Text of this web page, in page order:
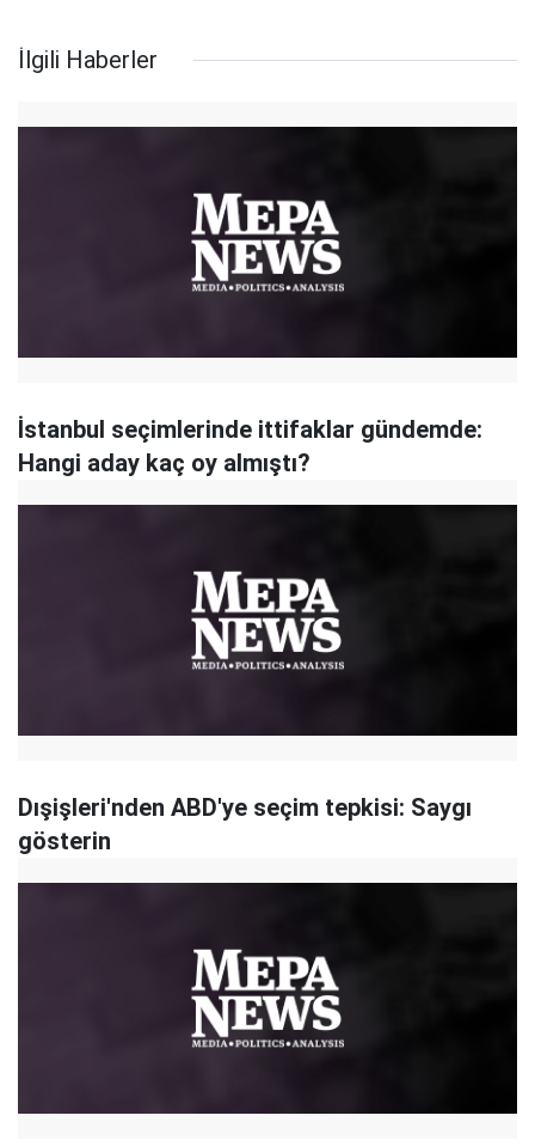
İlgili Haberler
İstanbul seçimlerinde ittifaklar gündemde:
Hangi aday kaç oy almıştı?
Dışişleri'nden ABD'ye seçim tepkisi: Saygı
gösterin